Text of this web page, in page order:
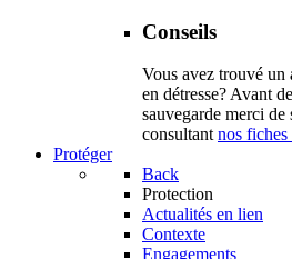
Conseils
Vous avez trouvé un
en détresse? Avant
sauvegarde merci
consultantnos fiches
Protéger
Back
Protection
Actualités en lien
Contexte
Engagements